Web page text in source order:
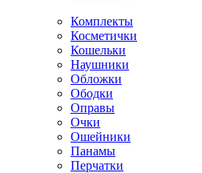
Комплекты
Косметички
Кошельки
Наушники
Обложки
Ободки
Оправы
Очки
Ошейники
Панамы
Перчатки